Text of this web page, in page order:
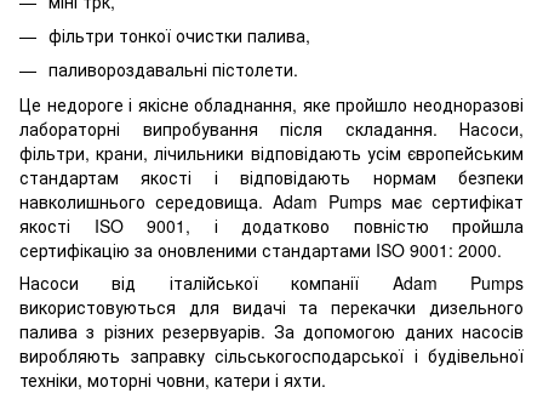
фільтри тонкої очистки палива,
паливороздавальні пістолети.
Це недороге і якісне обладнання, яке пройшло неодноразові
лабораторні випробування після складання. Насоси,
фільтри, крани, лічильники відповідають усім європейським
стандартам якості і відповідають нормам безпеки
навколишнього середовища. Adam Pumps має сертифікат
якості ISO 9001, і додатково повністю пройшла
сертифікацію за оновленими стандартами ISO 9001: 2000.
Насоси від італійської компанії Adam Pumps
використовуються для видачі та перекачки дизельного
палива з різних резервуарів. За допомогою даних насосів
виробляють заправку сільськогосподарської і будівельної
техніки, моторні човни, катери і яхти.